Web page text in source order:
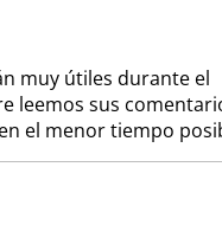
muy útiles durante el
leemos sus
el menor tiempo